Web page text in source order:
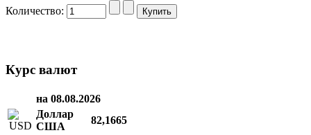
Количество:
Курс валют
на 08.08.2026
Доллар
США
82,1665